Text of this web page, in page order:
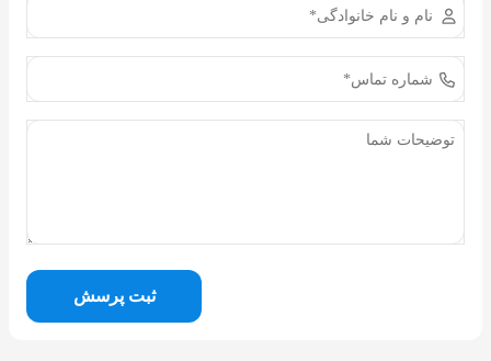
ثبت پرسش